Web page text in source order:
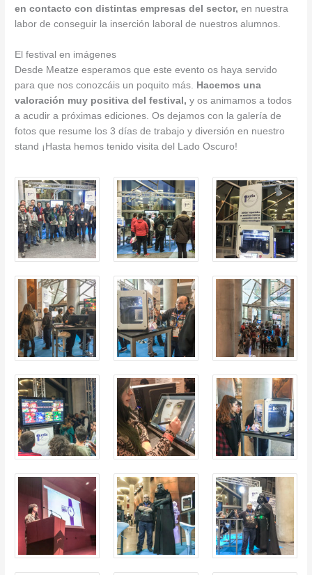
en contacto con distintas empresas del sector, en nuestra
labor de conseguir la inserción laboral de nuestros alumnos.
El festival en imágenes
Desde Meatze esperamos que este evento os haya servido
para que nos conozcáis un poquito más. Hacemos una
valoración muy positiva del festival, y os animamos a todos
a acudir a próximas ediciones. Os dejamos con la galería de
fotos que resume los 3 días de trabajo y diversión en nuestro
stand ¡Hasta hemos tenido visita del Lado Oscuro!